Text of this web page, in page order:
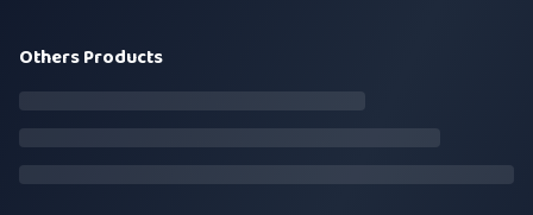
Others Products